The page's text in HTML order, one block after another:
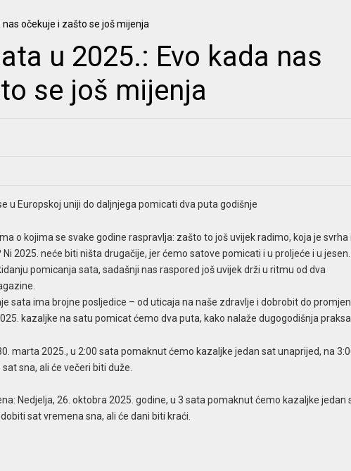
u 2025.: Evo kada nas
se još mijenja
u Europskoj uniji do daljnjega pomicati dva puta godišnje
o kojima se svake godine raspravlja: zašto to još uvijek radimo, koja je svrha i
2025. neće biti ništa drugačije, jer ćemo satove pomicati i u proljeće i u jesen.
pomicanja sata, sadašnji nas raspored još uvijek drži u ritmu od dva
sata ima brojne posljedice – od uticaja na naše zdravlje i dobrobit do
kazaljke na satu pomicat ćemo dva puta, kako nalaže dugogodišnja praksa.
marta 2025., u 2:00 sata pomaknut ćemo kazaljke jedan sat unaprijed, na
sna, ali će večeri biti duže.
Nedjelja, 26. oktobra 2025. godine, u 3 sata pomaknut ćemo kazaljke jedan
sat vremena sna, ali će dani biti kraći.